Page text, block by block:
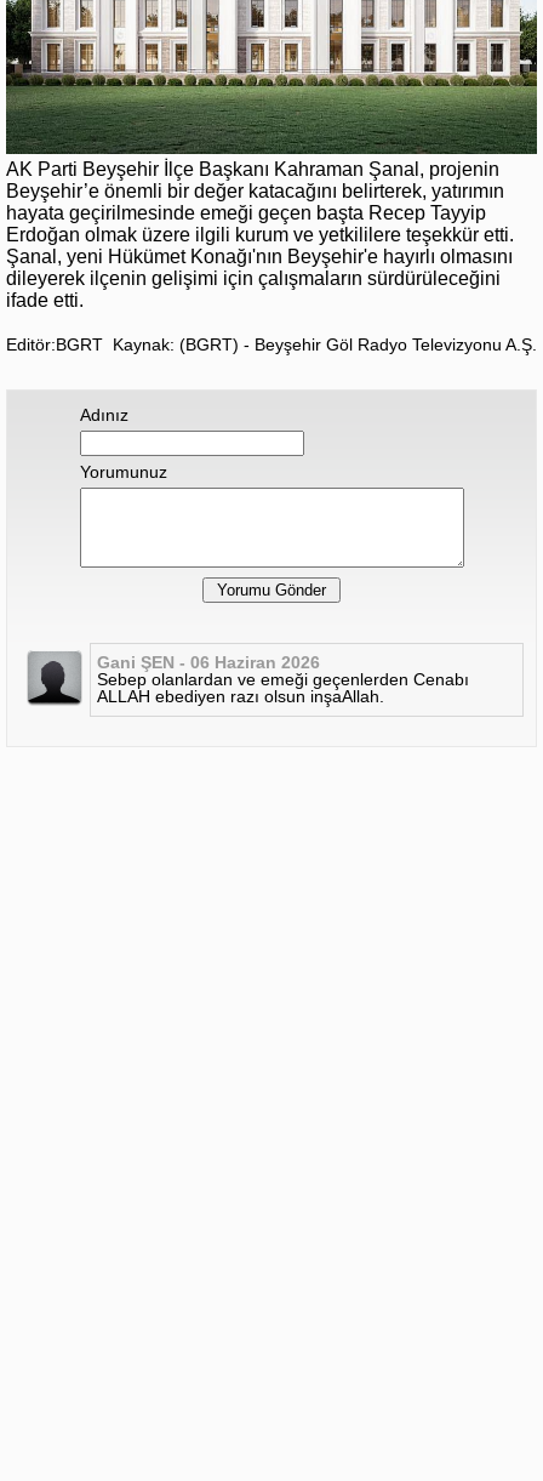
AK Parti Beyşehir İlçe Başkanı Kahraman Şanal, projenin
Beyşehir’e önemli bir değer katacağını belirterek, yatırımın
hayata geçirilmesinde emeği geçen başta Recep Tayyip
Erdoğan olmak üzere ilgili kurum ve yetkililere teşekkür etti.
Şanal, yeni Hükümet Konağı'nın Beyşehir'e hayırlı olmasını
dileyerek ilçenin gelişimi için çalışmaların sürdürüleceğini
ifade etti.
Editör:BGRT Kaynak: (BGRT) - Beyşehir Göl Radyo Televizyonu A.Ş.
Adınız
Yorumunuz
Gani ŞEN - 06 Haziran 2026
Sebep olanlardan ve emeği geçenlerden Cenabı
ALLAH ebediyen razı olsun inşaAllah.